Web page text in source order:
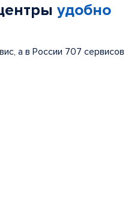
удобно
а в России 707 сервисов